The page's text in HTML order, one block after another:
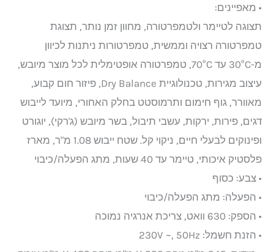
• מאפיינים:
תצוגה לטיימר ולטמפרטורה, מחוון זמן נותר, תצוגת
טמפרטורה רצויה וממשית, טמפרטורות ניתנות לכיוון
מ-30°C עד 70°C, טמפרטורה אופטימלית לכל מוצר מיובש,
עיצוב מגירות, טכנולוגיית Dry Balance, פיזור חום קבוע,
מאוורר, גוף חימום ותרמוסטט בחלק האחורי, מיועד לייבוש
דגים, פירות, ירקות, עשבי תיבול, בשר מיובש (ג'רקי), יוגורט
ופינוקים לבעלי חיים, ניקוי קל. שטח ייבוש 1.08 מ"ר, מארז
פלסטיק איכותי, טיימר עד 40 שעות, מתג הפעלה/כיבוי
• צבע: כסוף
• הפעלה: מתג הפעלה/כיבוי
• הספק: 630 וואט, צריכת אנרגיה נמוכה
• הזנת חשמל: 230V ~, 50Hz